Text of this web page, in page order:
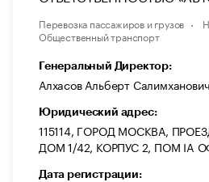
Перевозка пассажиров и грузов
Общественный транспорт
Генеральный Директор:
Алхасов Альберт Салимханович
Юридический адрес:
115114, ГОРОД МОСКВА,
ДОМ 1/42, КОРПУС 2, ПОМ IA
Дата регистрации: